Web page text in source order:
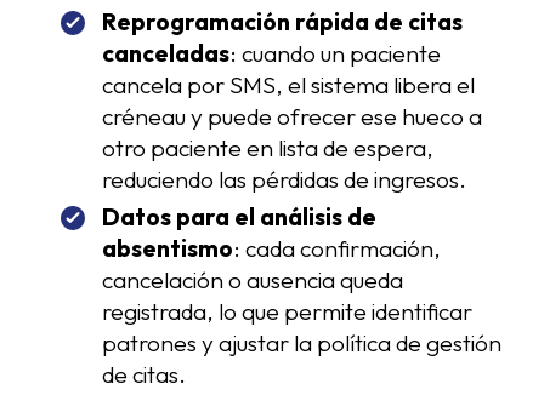
Reprogramación rápida de citas
canceladas: cuando un paciente
cancela por SMS, el sistema libera el
créneau y puede ofrecer ese hueco a
otro paciente en lista de espera,
reduciendo las pérdidas de ingresos.
Datos para el análisis de
absentismo: cada confirmación,
cancelación o ausencia queda
registrada, lo que permite identificar
patrones y ajustar la política de gestión
de citas.